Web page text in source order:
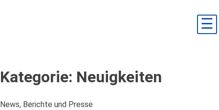
☰
Kategorie: Neuigkeiten
News, Berichte und Presse